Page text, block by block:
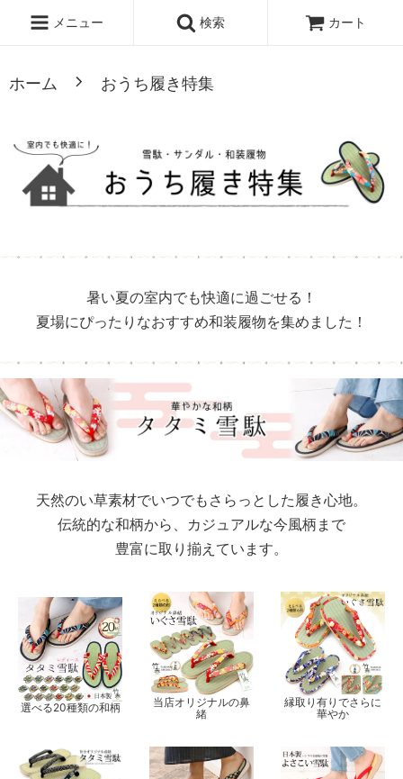
メニュー 検索 カート
ホーム おうち履き特集
暑い夏の室内でも快適に過ごせる！
夏場にぴったりなおすすめ和装履物を集めました！
天然のい草素材でいつでもさらっとした履き心地。
伝統的な和柄から、カジュアルな今風柄まで
豊富に取り揃えています。
選べる20種類の和柄
当店オリジナルの鼻
緒
縁取り有りでさらに
華やか
黒鼻緒 ・白鼻緒 赤鼻緒